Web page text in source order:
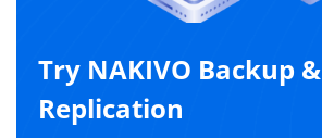
Try NAKIVO Backup &
Replication